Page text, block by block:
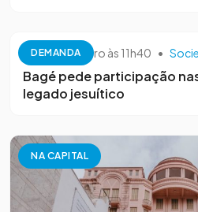
DEMANDA
26 de setembro às 11h40 •
Bagé pede participação
legado jesuítico
NA CAPITAL